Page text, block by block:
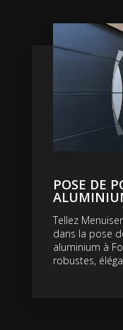
POSE DE
Tellez
dans la pose
aluminium à
robustes,